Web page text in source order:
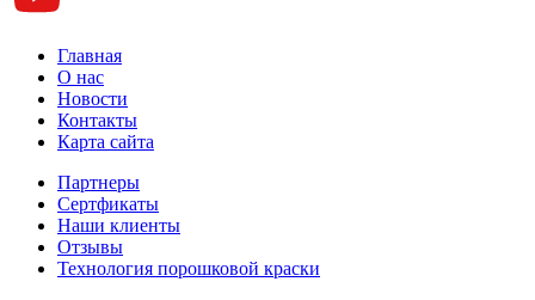
Главная
О нас
Новости
Контакты
Карта сайта
Партнеры
Сертфикаты
Наши клиенты
Отзывы
Технология порошковой краски